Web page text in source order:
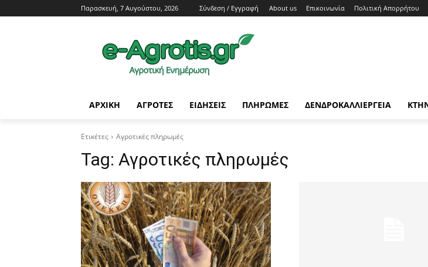
Παρασκευή, 7 Αυγούστου, 2026 Σύνδεση / Εγγραφή About us Επικοινωνία Πολιτική Απορρήτου
ΑΡΧΙΚΗ AΓΡΟΤΕΣ ΕΙΔΗΣΕΙΣ ΠΛΗΡΩΜΕΣ ΔΕΝΔΡΟΚΑΛΛΙΕΡΓΕΙΑ
Ετικέτες Αγροτικές πληρωμές
Tag: Αγροτικές πληρωμές